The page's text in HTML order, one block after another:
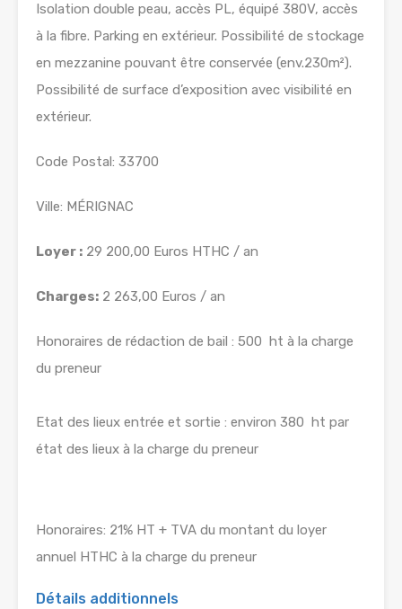
Isolation double peau, accès PL, équipé 380V, accès
à la fibre. Parking en extérieur. Possibilité de stockage
en mezzanine pouvant être conservée (env.230m²).
Possibilité de surface d’exposition avec visibilité en
extérieur.
Code Postal: 33700
Ville: MÉRIGNAC
Loyer : 29 200,00 Euros HTHC / an
Charges: 2 263,00 Euros / an
Honoraires de rédaction de bail : 500  ht à la charge
du preneur
Etat des lieux entrée et sortie : environ 380  ht par
état des lieux à la charge du preneur
Honoraires: 21% HT + TVA du montant du loyer
annuel HTHC à la charge du preneur
Détails additionnels